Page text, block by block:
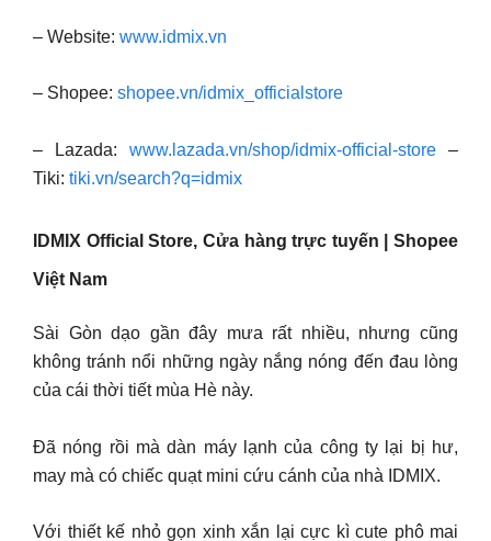
– Website: www.idmix.vn
– Shopee: shopee.vn/idmix_officialstore
– Lazada: www.lazada.vn/shop/idmix-official-store –
Tiki: tiki.vn/search?q=idmix
IDMIX Official Store, Cửa hàng trực tuyến | Shopee
Việt Nam
Sài Gòn dạo gần đây mưa rất nhiều, nhưng cũng
không tránh nổi những ngày nắng nóng đến đau lòng
của cái thời tiết mùa Hè này.
Đã nóng rồi mà dàn máy lạnh của công ty lại bị hư,
may mà có chiếc quạt mini cứu cánh của nhà IDMIX.
Với thiết kế nhỏ gọn xinh xắn lại cực kì cute phô mai